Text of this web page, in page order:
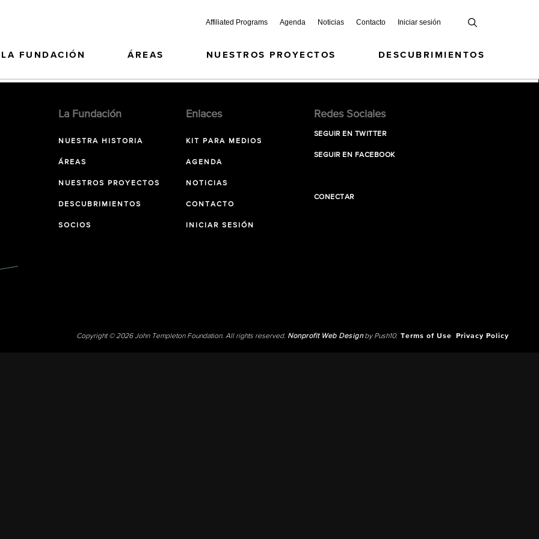
Affiliated Programs Agenda Noticias Contacto Iniciar sesión
LA FUNDACIÓN ÁREAS NUESTROS PROYECTOS DESCUBRIMIENTOS
La Fundación
NUESTRA HISTORIA
ÁREAS
NUESTROS PROYECTOS
DESCUBRIMIENTOS
SOCIOS
Enlaces
KIT PARA MEDIOS
AGENDA
NOTICIAS
CONTACTO
INICIAR SESIÓN
Redes Sociales
SEGUIR EN TWITTER
SEGUIR EN FACEBOOK
CONECTAR
Copyright © 2026 John Templeton Foundation. All rights reserved. Nonprofit Web Designby Push10. Terms of Use Privacy Policy